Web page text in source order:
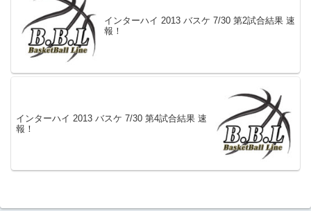
インターハイ 2013 バスケ 7/30 第2試合結果 速
報！
インターハイ 2013 バスケ 7/30 第4試合結果 速
報！